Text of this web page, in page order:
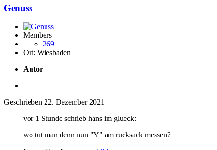
Genuss
Members
269
Ort: Wiesbaden
Autor
Geschrieben 22. Dezember 2021
vor 1 Stunde schrieb hans im glueck:
wo tut man denn nun "Y" am rucksack messen?